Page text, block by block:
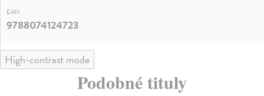
EAN
9788074124723
High-contrast mode
Podobné tituly